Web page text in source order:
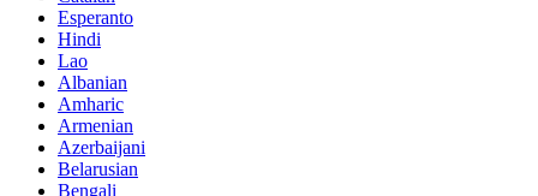
Esperanto
Hindi
Lao
Albanian
Amharic
Armenian
Azerbaijani
Belarusian
Bengali